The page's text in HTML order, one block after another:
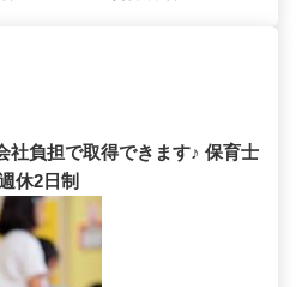
社負担で取得できます♪ 保育士
休2日制